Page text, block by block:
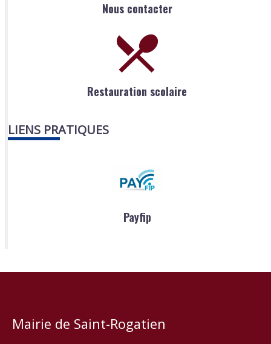
Nous contacter
Restauration scolaire
LIENS PRATIQUES
Payfip
Mairie de Saint-Rogatien